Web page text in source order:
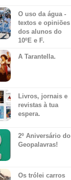
O uso da água -
textos e opiniões
dos alunos do
10ºE e F.
A Tarantella.
Livros, jornais e
revistas à tua
espera.
2º Aniversário do
Geopalavras!
Os trólei carros